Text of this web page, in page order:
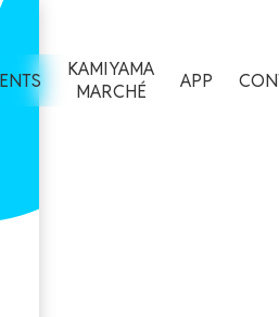
KAMIYAMA
MARCHÉ
APP